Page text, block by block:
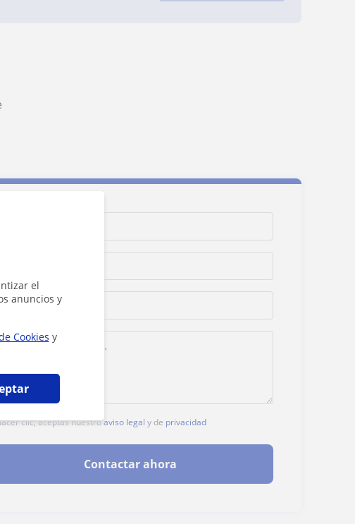
el
anuncios y
Cookies y
clic, aceptas nuestroaviso legal y de privacidad
Contactar ahora